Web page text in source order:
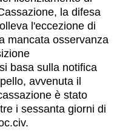
la difesa
l'eccezione di
mancata osservanza
basa sulla notifica
avvenuta il
è stato
i sessanta giorni di